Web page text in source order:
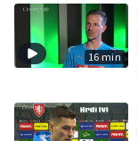
16 min